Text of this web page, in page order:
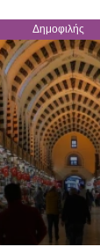
Δημοφιλής